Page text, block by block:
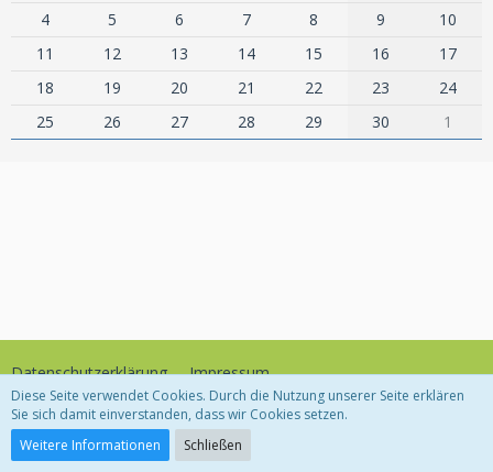
4
5 6 7 8 9
10
11
12 13 14 15 16
17
18
19 20 21 22 23
24
25
26 27 28 29 30 1
Datenschutzerklärung Impressum
Community-Software:
Diese Seite verwendet Cookies. Durch die Nutzung unserer Seite erklären
Sie sich damit einverstanden, dass wir Cookies setzen.
Weitere Informationen
Schließen